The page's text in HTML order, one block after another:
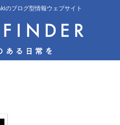
のブログ型情報ウェブサイト